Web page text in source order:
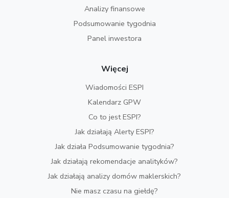
Analizy finansowe
Podsumowanie tygodnia
Panel inwestora
Więcej
Wiadomości ESPI
Kalendarz GPW
Co to jest ESPI?
Jak działają Alerty ESPI?
Jak działa Podsumowanie tygodnia?
Jak działają rekomendacje analityków?
Jak działają analizy domów maklerskich?
Nie masz czasu na giełdę?